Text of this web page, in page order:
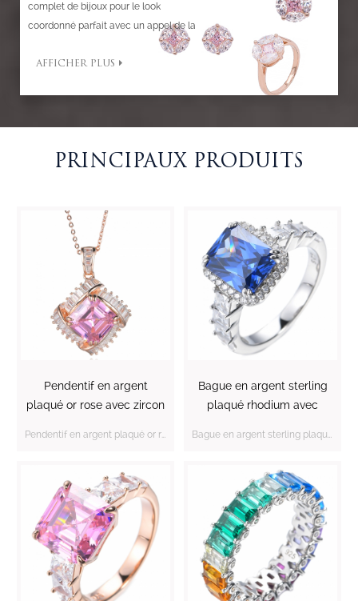
complet de bijoux pour le look
coordonné parfait avec un appel de la
mode de l'élégance simple à la plus
grande sophistication.
AFFICHER PLUS
PRINCIPAUX PRODUITS
Pendentif en argent
plaqué or rose avec zircon
Asscher
Pendentif en argent plaqué or rose avec zircon cubique rose taille Asscher
Bague en argent sterling
plaqué rhodium avec
octogone fantaisie
Bague en argent sterling plaqué rhodium avec centre de tanzanite octogone fantaisie